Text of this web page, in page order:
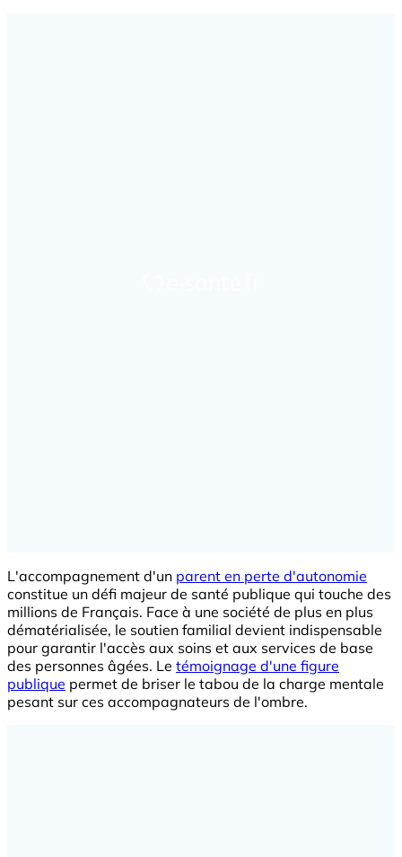
L'accompagnement d'un parent en perte d'autonomie
constitue un défi majeur de santé publique qui touche des
millions de Français. Face à une société de plus en plus
dématérialisée, le soutien familial devient indispensable
pour garantir l'accès aux soins et aux services de base
des personnes âgées. Le témoignage d'une figure
publique permet de briser le tabou de la charge mentale
pesant sur ces accompagnateurs de l'ombre.